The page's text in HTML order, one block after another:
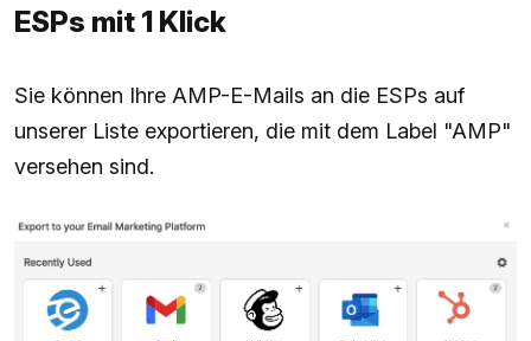
ESPs mit 1 Klick
Sie können Ihre AMP-E-Mails an die ESPs auf
unserer Liste exportieren, die mit dem Label "AMP"
versehen sind.